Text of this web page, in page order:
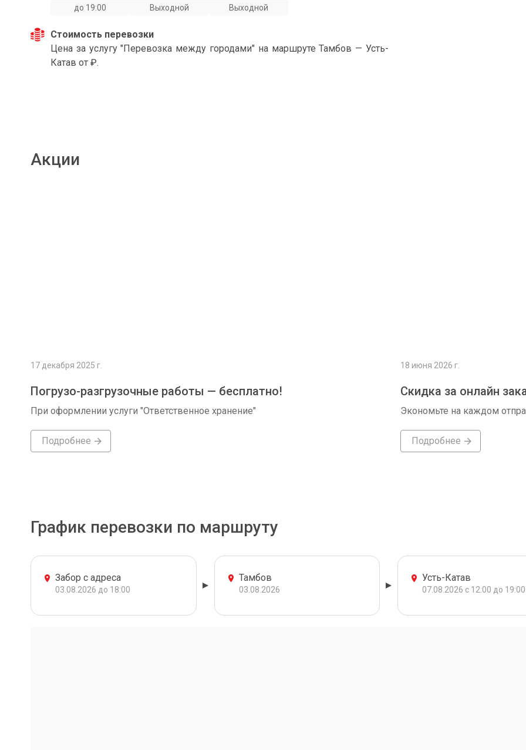
до 19:00
Выходной
Выходной
Стоимость перевозки
Цена за услугу "Перевозка между городами" на маршруте Тамбов — Усть-
Катав от ₽.
Акции
17 декабря 2025 г.
Погрузо-разгрузочные работы — бесплатно!
При оформлении услуги "Ответственное хранение"
Подробнее
18 июня 2026 г.
Скидка за онлайн
Экономьте на каждом
Подробнее
График перевозки по маршруту
Забор с адреса
03.08.2026 до 18:00
Тамбов
03.08.2026
Усть-Катав
07.08.2026 с 12:00 до 19:00